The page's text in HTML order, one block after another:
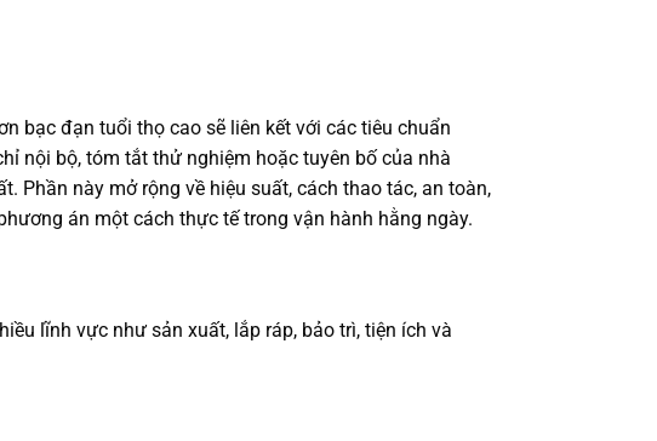
bạc đạn tuổi thọ cao sẽ liên kết với các tiêu chuẩn
nội bộ, tóm tắt thử nghiệm hoặc tuyên bố của nhà
Phần này mở rộng về hiệu suất, cách thao tác, an toàn,
án một cách thực tế trong vận hành hằng ngày.
lĩnh vực như sản xuất, lắp ráp, bảo trì, tiện ích và